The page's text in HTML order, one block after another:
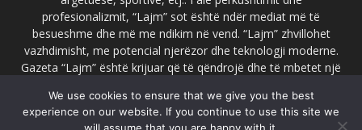
profesionalizmit, “Lajm” sot është ndër mediat më të
besueshme dhe më me ndikim në vend. “Lajm” zhvillohet
vazhdimisht, me potencial njerëzor dhe teknologji moderne.
Gazeta “Lajm” është krijuar që të qëndrojë dhe të mbetet një
faqja zyrtare e gazetës “Lajm”, www.lajmpress.org është një
ndër portalet më të njohur në Maqedoni.
We use cookies to ensure that we give you the best
experience on our website. If you continue to use this site we